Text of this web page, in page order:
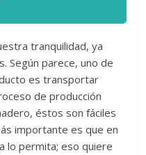
tranquilidad, ya
Según parece, uno de
es transportar
de producción
éstos son fáciles
importante es que en
lo permita; eso quiere